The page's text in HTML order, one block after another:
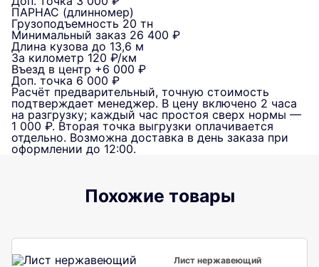
ПАРНАС (длинномер)
Грузоподъемность 20 тн
Минимальный заказ 26 400 ₽
Длина кузова до 13,6 м
За километр 120 ₽/км
Въезд в центр +6 000 ₽
Доп. точка 6 000 ₽
Расчёт предварительный, точную стоимость
подтверждает менеджер. В цену включено 2 часа
на разгрузку; каждый час простоя сверх нормы —
1 000 ₽. Вторая точка выгрузки оплачивается
отдельно. Возможна доставка в день заказа при
оформлении до 12:00.
Похожие товары
Лист нержавеющий